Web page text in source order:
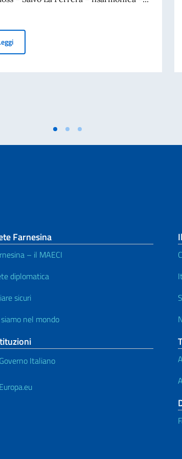
04.09.2026 Sommernacht im Schloss
Farnesina
– il MAECI
diplomatica
sicuri
nel mondo
Governo Italiano
Europa.eu